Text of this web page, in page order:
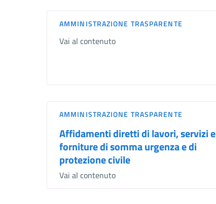
AMMINISTRAZIONE TRASPARENTE
Vai al contenuto
AMMINISTRAZIONE TRASPARENTE
Affidamenti diretti di lavori, servizi e
forniture di somma urgenza e di
protezione civile
Vai al contenuto